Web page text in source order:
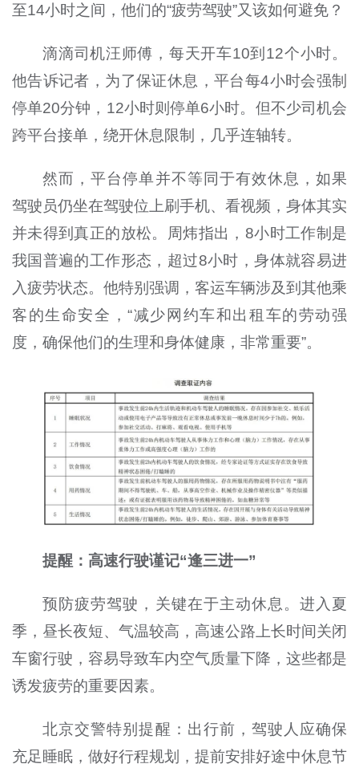
至14小时之间，他们的“疲劳驾驶”又该如何避免？
滴滴司机汪师傅，每天开车10到12个小时。
他告诉记者，为了保证休息，平台每4小时会强制
停单20分钟，12小时则停单6小时。但不少司机会
跨平台接单，绕开休息限制，几乎连轴转。
然而，平台停单并不等同于有效休息，如果
驾驶员仍坐在驾驶位上刷手机、看视频，身体其实
并未得到真正的放松。周炜指出，8小时工作制是
我国普遍的工作形态，超过8小时，身体就容易进
入疲劳状态。他特别强调，客运车辆涉及到其他乘
客的生命安全，“减少网约车和出租车的劳动强
度，确保他们的生理和身体健康，非常重要”。
提醒：高速行驶谨记“逢三进一”
预防疲劳驾驶，关键在于主动休息。进入夏
季，昼长夜短、气温较高，高速公路上长时间关闭
车窗行驶，容易导致车内空气质量下降，这些都是
诱发疲劳的重要因素。
北京交警特别提醒：出行前，驾驶人应确保
充足睡眠，做好行程规划，提前安排好途中休息节